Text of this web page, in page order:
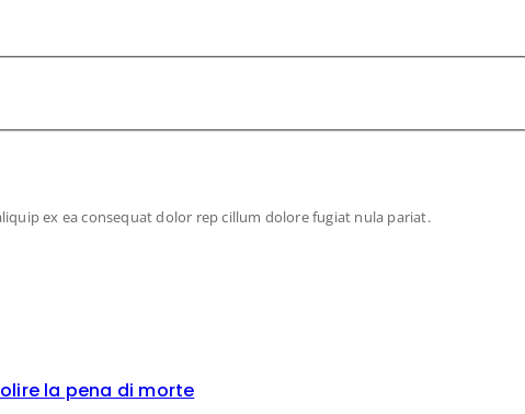
ex ea consequat dolor rep cillum dolore fugiat nula pariat.
la pena di morte